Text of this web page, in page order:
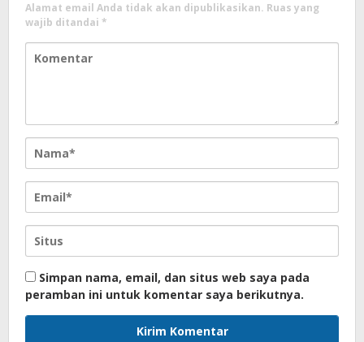
Alamat email Anda tidak akan dipublikasikan. Ruas yang
wajib ditandai *
Simpan nama, email, dan situs web saya pada
peramban ini untuk komentar saya berikutnya.